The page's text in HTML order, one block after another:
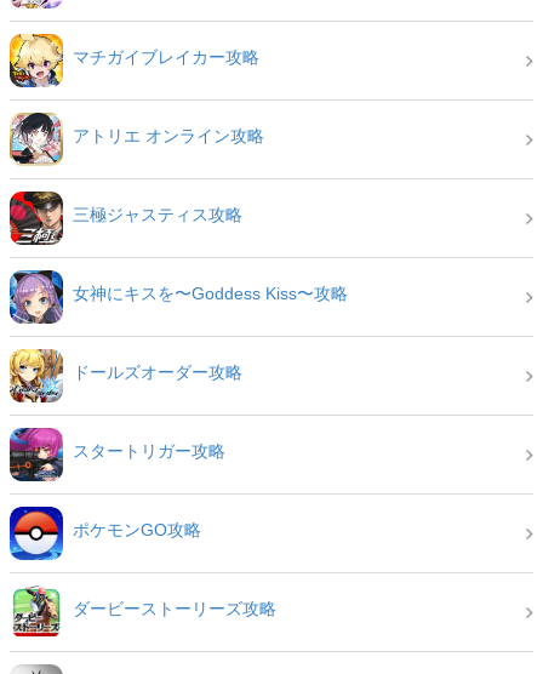
マチガイブレイカー攻略
アトリエ オンライン攻略
三極ジャスティス攻略
女神にキスを〜Goddess Kiss〜攻略
ドールズオーダー攻略
スタートリガー攻略
ポケモンGO攻略
ダービーストーリーズ攻略